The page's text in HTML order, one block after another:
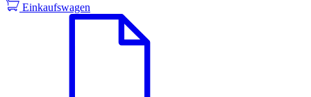
Einkaufswagen